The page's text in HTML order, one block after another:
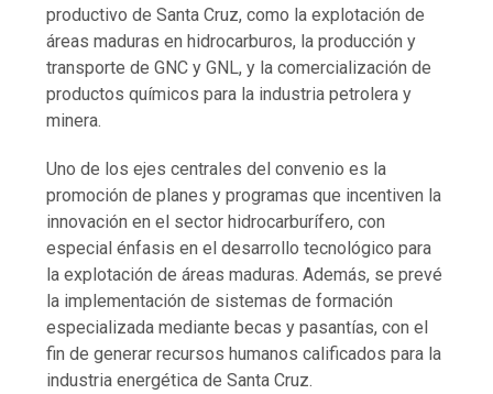
productivo de Santa Cruz, como la explotación de
áreas maduras en hidrocarburos, la producción y
transporte de GNC y GNL, y la comercialización de
productos químicos para la industria petrolera y
minera.
Uno de los ejes centrales del convenio es la
promoción de planes y programas que incentiven la
innovación en el sector hidrocarburífero, con
especial énfasis en el desarrollo tecnológico para
la explotación de áreas maduras. Además, se prevé
la implementación de sistemas de formación
especializada mediante becas y pasantías, con el
fin de generar recursos humanos calificados para la
industria energética de Santa Cruz.